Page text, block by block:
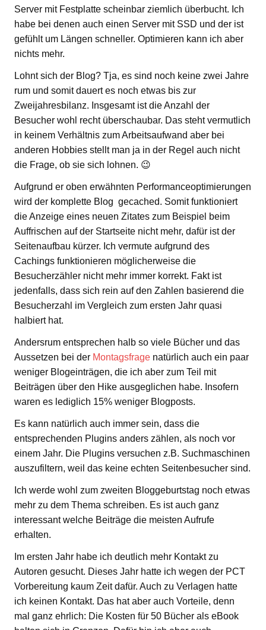
Server mit Festplatte scheinbar ziemlich überbucht. Ich
habe bei denen auch einen Server mit SSD und der ist
gefühlt um Längen schneller. Optimieren kann ich aber
nichts mehr.
Lohnt sich der Blog? Tja, es sind noch keine zwei Jahre
rum und somit dauert es noch etwas bis zur
Zweijahresbilanz. Insgesamt ist die Anzahl der
Besucher wohl recht überschaubar. Das steht vermutlich
in keinem Verhältnis zum Arbeitsaufwand aber bei
anderen Hobbies stellt man ja in der Regel auch nicht
die Frage, ob sie sich lohnen. 😉
Aufgrund er oben erwähnten Performanceoptimierungen
wird der komplette Blog gecached. Somit funktioniert
die Anzeige eines neuen Zitates zum Beispiel beim
Auffrischen auf der Startseite nicht mehr, dafür ist der
Seitenaufbau kürzer. Ich vermute aufgrund des
Cachings funktionieren möglicherweise die
Besucherzähler nicht mehr immer korrekt. Fakt ist
jedenfalls, dass sich rein auf den Zahlen basierend die
Besucherzahl im Vergleich zum ersten Jahr quasi
halbiert hat.
Andersrum entsprechen halb so viele Bücher und das
Aussetzen bei der Montagsfrage natürlich auch ein paar
weniger Blogeinträgen, die ich aber zum Teil mit
Beiträgen über den Hike ausgeglichen habe. Insofern
waren es lediglich 15% weniger Blogposts.
Es kann natürlich auch immer sein, dass die
entsprechenden Plugins anders zählen, als noch vor
einem Jahr. Die Plugins versuchen z.B. Suchmaschinen
auszufiltern, weil das keine echten Seitenbesucher sind.
Ich werde wohl zum zweiten Bloggeburtstag noch etwas
mehr zu dem Thema schreiben. Es ist auch ganz
interessant welche Beiträge die meisten Aufrufe
erhalten.
Im ersten Jahr habe ich deutlich mehr Kontakt zu
Autoren gesucht. Dieses Jahr hatte ich wegen der PCT
Vorbereitung kaum Zeit dafür. Auch zu Verlagen hatte
ich keinen Kontakt. Das hat aber auch Vorteile, denn
mal ganz ehrlich: Die Kosten für 50 Bücher als eBook